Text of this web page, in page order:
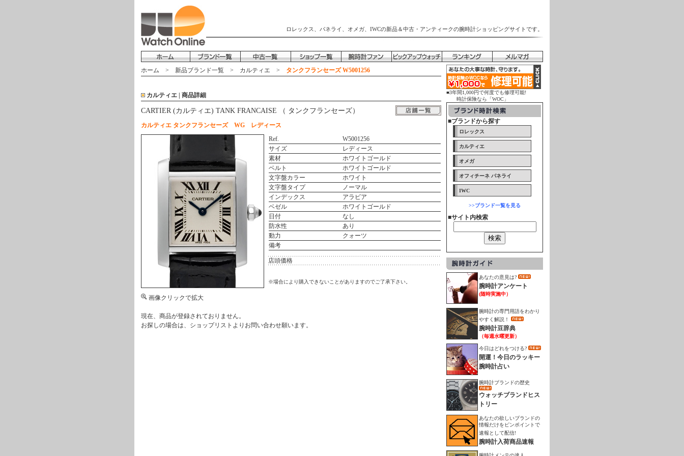
ロレックス、パネライ、オメガ、IWCの新品＆中古・アンティークの腕時計ショッピングサイトです。
ホーム > 新品ブランド一覧 > カルティエ > タンクフランセーズ W5001256
カルティエ | 商品詳細
CARTIER (カルティエ) TANK FRANCAISE （ タンクフランセーズ）
カルティエ タンクフランセーズ WG レディース
画像クリックで拡大
Ref.
W5001256
サイズ
レディース
素材
ホワイトゴールド
ベルト
ホワイトゴールド
文字盤カラー
ホワイト
文字盤タイプ
ノーマル
インデックス
アラビア
ベゼル
ホワイトゴールド
日付
なし
防水性
あり
動力
クォーツ
備考
店頭価格
※場合により購入できないことがありますのでご了承下さい。
現在、商品が登録されておりません。
お探しの場合は、 ショップリスト よりお問い合わせ願います。
■3年間1,000円で何度でも修理可能!
時計保険なら「WOC」
■ブランドから探す
ロレックス
カルティエ
オメガ
オフィチーネ パネライ
IWC
>>ブランド一覧を見る
■サイト内検索
あなたの意見は?
腕時計アンケート
(随時実施中）
腕時計の専門用語をわかり
やすく解説！
腕時計豆辞典
（毎週水曜更新）
今日はどれをつける?
開運！今日のラッキー
腕時計占い
腕時計ブランドの歴史
ウォッチブランドヒス
トリー
あなたの欲しいブランドの
情報だけをピンポイントで
速報として配信!
腕時計入荷商品速報